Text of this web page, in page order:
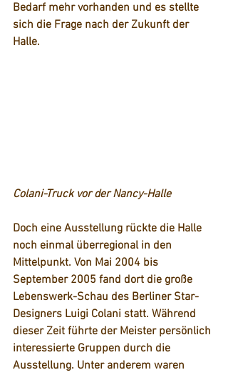
Bedarf mehr vorhanden und es stellte
sich die Frage nach der Zukunft der
Halle.
Colani-Truck vor der Nancy-Halle
Doch eine Ausstellung rückte die Halle
noch einmal überregional in den
Mittelpunkt. Von Mai 2004 bis
September 2005 fand dort die große
Lebenswerk-Schau des Berliner Star-
Designers Luigi Colani statt. Während
dieser Zeit führte der Meister persönlich
interessierte Gruppen durch die
Ausstellung. Unter anderem waren